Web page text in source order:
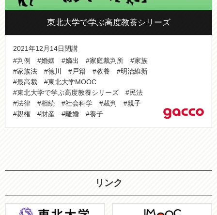
東北大学で学ぶ高度教養シリーズ
2021年12月14日閉講
#判例
#婚姻 #嫡出 #家庭裁判所
#家族
#家族法
#徳川 #戸籍 #教養
#明治維新
#最高裁
#東北大学MOOC
#東北大学で学ぶ高度教養シリーズ
#民法
#法律
#相続 #社会科学 #裁判
#親子
#親権
#財産 #離婚 #養子
リンク
JMOOC